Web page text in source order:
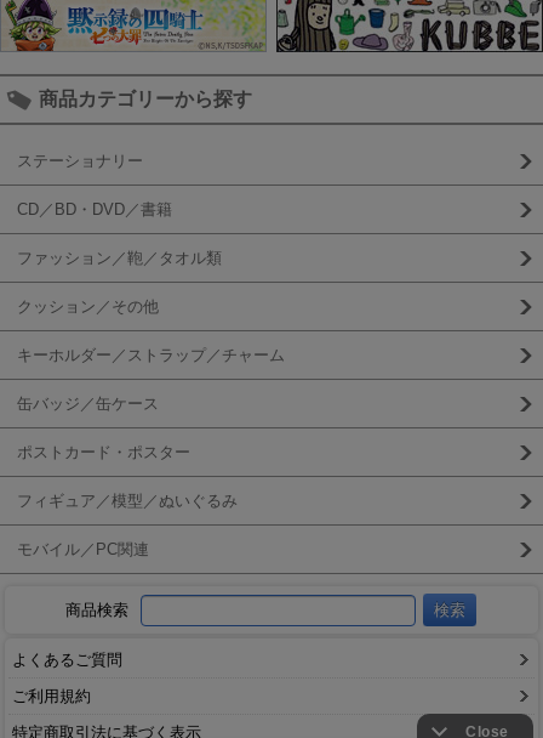
商品カテゴリーから探す
ステーショナリー
CD／BD・DVD／書籍
ファッション／鞄／タオル類
クッション／その他
キーホルダー／ストラップ／チャーム
缶バッジ／缶ケース
ポストカード・ポスター
フィギュア／模型／ぬいぐるみ
モバイル／PC関連
商品検索
よくあるご質問
ご利用規約
特定商取引法に基づく表示